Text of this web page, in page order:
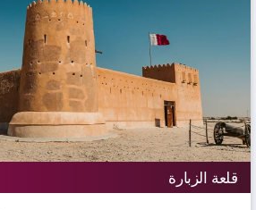
قلعة الزبارة